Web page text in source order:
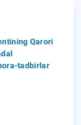
Qarori
tadbirlar